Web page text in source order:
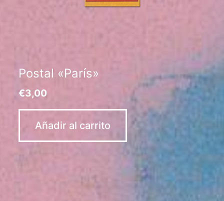
Postal «París»
€3,00
Añadir al carrito